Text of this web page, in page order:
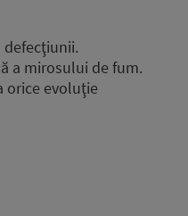
defecţiunii.
a mirosului de fum.
orice evoluţie